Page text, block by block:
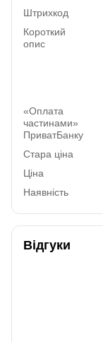
Штрихкод
Короткий
опис
«Оплата
частинами»
ПриватБанку
Стара ціна
Ціна
Наявність
Відгуки